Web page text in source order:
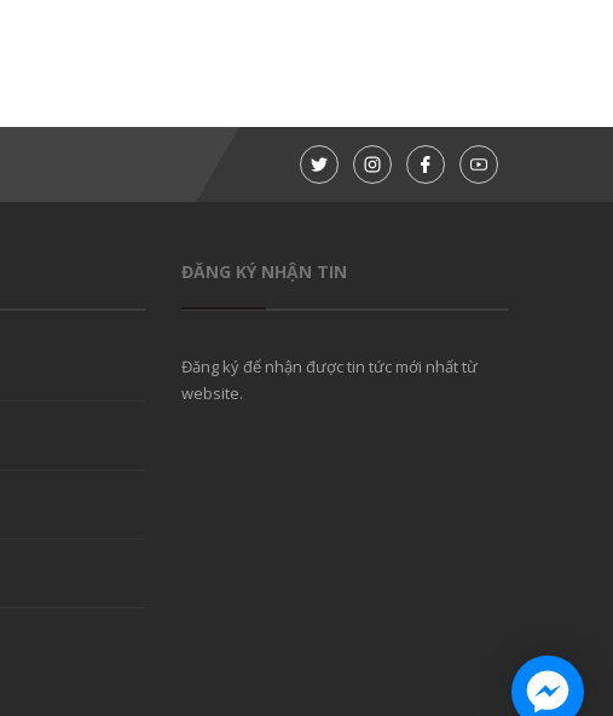
ĐĂNG KÝ NHẬN TIN
Đăng ký để nhận được tin tức mới nhất từ
website.